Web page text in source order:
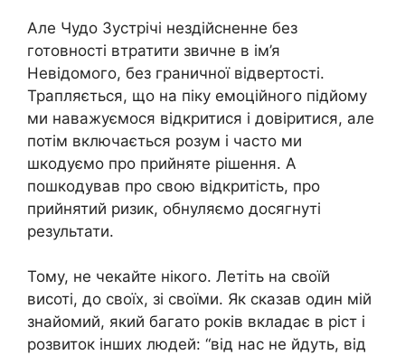
Але Чудо Зустрічі нездійсненне без
готовності втратити звичне в ім’я
Невідомого, без граничної відвертості.
Трапляється, що на піку емоційного підйому
ми наважуємося відкритися і довіритися, але
потім включається розум і часто ми
шкодуємо про прийняте рішення. А
пошкодував про свою відкритість, про
прийнятий ризик, обнуляємо досягнуті
результати.
Тому, не чекайте нікого. Летіть на своїй
висоті, до своїх, зі своїми. Як сказав один мій
знайомий, який багато років вкладає в ріст і
розвиток інших людей: “від нас не йдуть, від